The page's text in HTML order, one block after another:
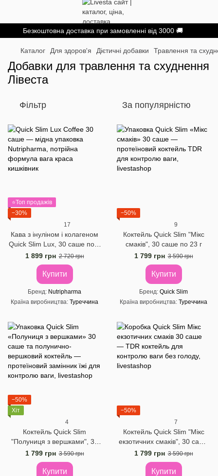
Безкоштовна доставка при замовленні від 3000 🚚
Каталог Для здоров'я Дієтичні добавки Травлення та
Добавки для травлення та схуднення
Лівеста
Фільтр За популярністю
⭐Топ продажів
−30%
17
Кава з інуліном і колагеном
Quick Slim Lux, 30 саше по 5
г
1 899 грн 2 720 грн
Купити
Бренд Nutripharma
Країна виробництва Туреччина
−50%
9
Коктейль Quick Slim "Мікс
смаків", 30 саше по 23 г
1 799 грн 3 590 грн
Купити
Бренд Quick Slim
Країна виробництва Туреччина
−50%
Хіт
4
Коктейль Quick Slim
"Полуниця з вершками", 30
саше по 23 г
1 799 грн 3 590 грн
Купити
−50%
7
Коктейль Quick Slim "Мікс
екзотичних смаків", 30 саше
по 23 г
1 799 грн 3 590 грн
Купити